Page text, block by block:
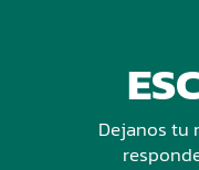
Dejanos tu